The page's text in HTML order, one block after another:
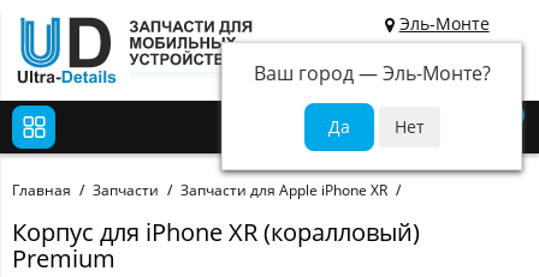
Эль-Монте
Ваш город —Эль-Монте?
Главная Запчасти Запчасти для Apple iPhone XR
Корпус для iPhone XR (коралловый)
Premium